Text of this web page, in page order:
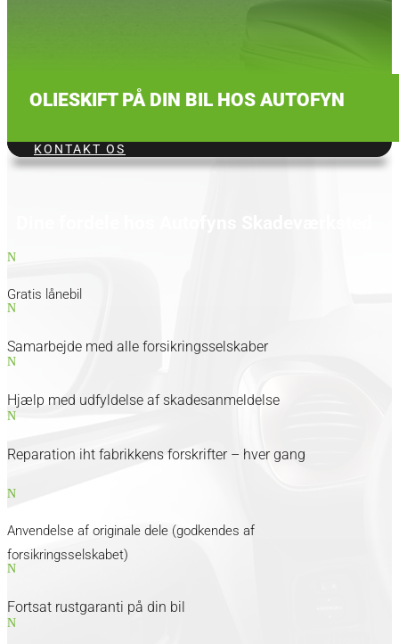
OLIESKIFT PÅ DIN BIL HOS AUTOFYN
KONTAKT OS
N
Gratis lånebil
N
Samarbejde med alle forsikringsselskaber
N
Hjælp med udfyldelse af skadesanmeldelse
N
Reparation iht fabrikkens forskrifter – hver gang
N
Anvendelse af originale dele (godkendes af
forsikringsselskabet)
N
Fortsat rustgaranti på din bil
N